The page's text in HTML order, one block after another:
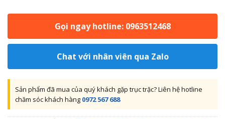
Gọi ngay hotline: 0963512468
Chat với nhân viên qua Zalo
Sản phẩm đã mua của quý khách gặp trục trặc? Liên hệ hotline
chăm sóc khách hàng 0972 567 688